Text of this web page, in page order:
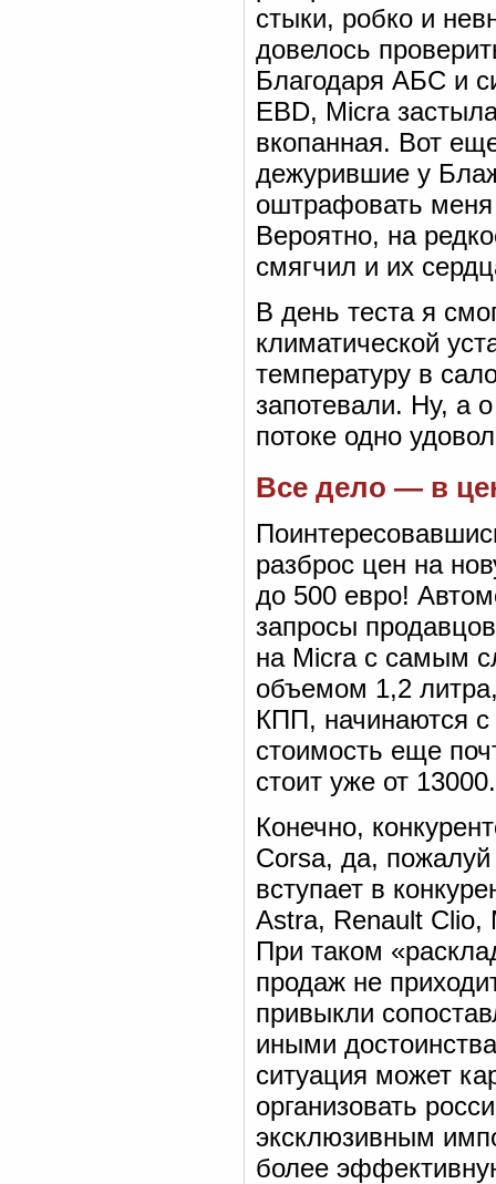
стыки, робко и
довелось
Благодаря АБС и
EBD, Micra
вкопанная. Вот
дежурившие у
оштрафовать меня
Вероятно, на
смягчил и их
В день теста я
климатической
температуру в
запотевали. Ну, а
потоке одно
Все дело — в
разброс цен на
до 500 евро!
запросы
на Micra с самым
объемом 1,2
КПП, начинаются
стоимость еще
стоит уже от 13000.
Конечно,
Corsa, да,
вступает в
Astra, Renault Clio,
При таком
продаж не
привыкли
иными
ситуация может
организовать
эксклюзивным
более